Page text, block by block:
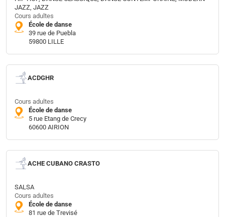
JAZZ, JAZZ
Cours adultes
École de danse
39 rue de Puebla
59800 LILLE
ACDGHR
Cours adultes
École de danse
5 rue Etang de Crecy
60600 AIRION
ACHE CUBANO CRASTO
SALSA
Cours adultes
École de danse
81 rue de Trevisé